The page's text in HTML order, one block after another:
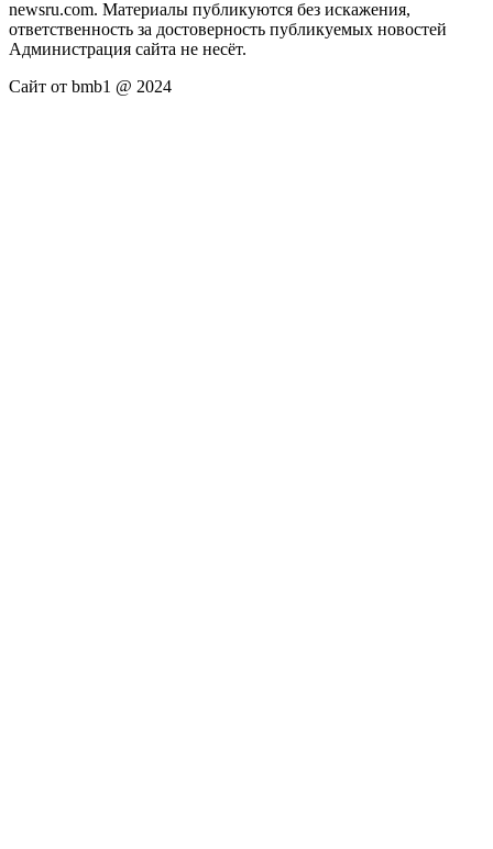
newsru.com. Материалы публикуются без искажения,
ответственность за достоверность публикуемых новостей
Администрация сайта не несёт.
Сайт от bmb1 @ 2024